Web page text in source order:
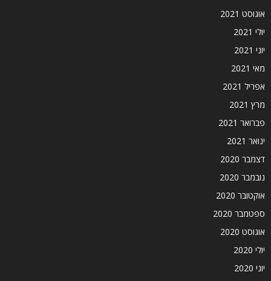
אוגוסט 2021
יולי 2021
יוני 2021
מאי 2021
אפריל 2021
מרץ 2021
פברואר 2021
ינואר 2021
דצמבר 2020
נובמבר 2020
אוקטובר 2020
ספטמבר 2020
אוגוסט 2020
יולי 2020
יוני 2020